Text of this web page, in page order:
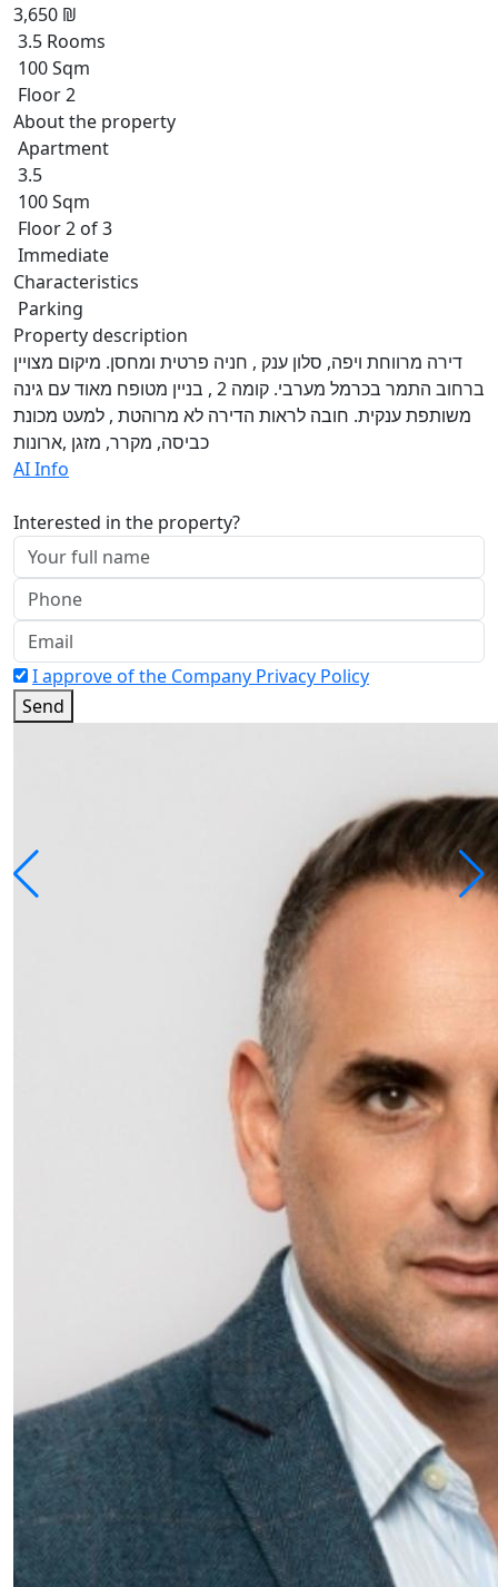
3,650 ₪
3.5 Rooms
100 Sqm
Floor 2
About the property
Apartment
3.5
100 Sqm
Floor 2 of 3
Immediate
Characteristics
Parking
Property description
דירה מרווחת ויפה, סלון ענק , חניה פרטית ומחסן. מיקום מצויין
ברחוב התמר בכרמל מערבי. קומה 2 , בניין מטופח מאוד עם גינה
משותפת ענקית. חובה לראות הדירה לא מרוהטת , למעט מכונת
כביסה, מקרר, מזגן ,ארונות
AI Info
Interested in the property?
I approve of the Company Privacy Policy
Send